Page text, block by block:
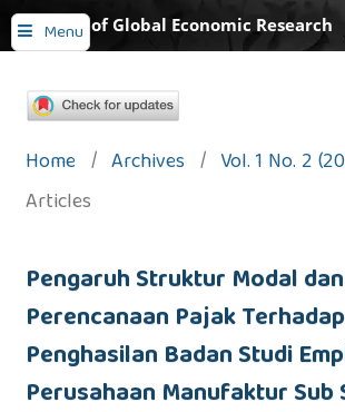
Menu
Journal of Global Economic Research
Home / Archives / Vol. 1 No. 2
Articles
Pengaruh Struktur Modal dan
Perencanaan Pajak
Penghasilan Badan Studi
Perusahaan Manufaktur Sub